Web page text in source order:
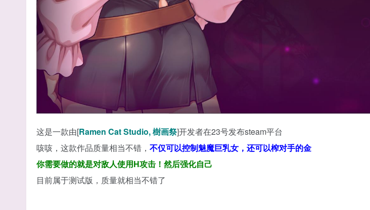
这是一款由[Ramen Cat Studio, 樹画祭]开发者在23号发布steam平台
咳咳，这款作品质量相当不错， 不仅可以控制魅魔巨乳女，还可以榨对手的金
你需要做的就是对敌人使用H攻击！然后强化自己
目前属于测试版，质量就相当不错了